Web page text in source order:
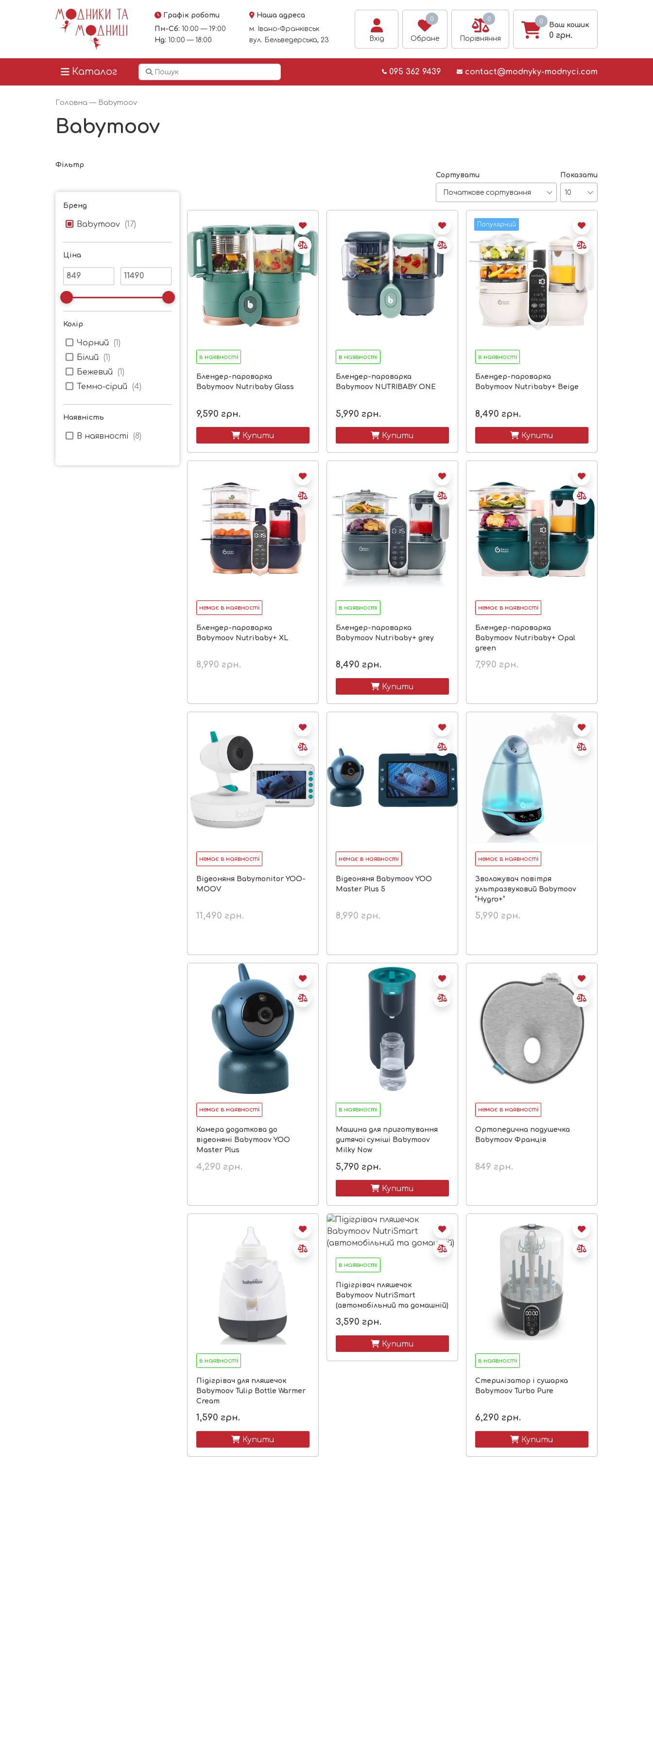
Графік роботи
Пн-Сб: 10:00 — 19:00
Нд: 10:00 — 18:00
Наша адреса
м. Івано-Франківськ
вул. Бельведерська, 23
Вхід
0
Обране
0
Порівняння
0
Ваш кошик
0 грн.
Каталог 095 362 9439 contact@modnyky-modnyci.com
Головна — Babymoov
Babymoov
Фільтр
Бренд
Babymoov (17)
Ціна
Колір
Чорний (1)
Білий
(1)
Бежевий
(1)
Темно-сірий
(4)
Наявність
В наявності (8)
Сортувати
Початкове сортування
Показати
10
в наявності
Блендер-пароварка
Babymoov Nutribaby Glass
9,590 грн.
 Купити
в наявності
Блендер-пароварка
Babymoov NUTRIBABY ONE
5,990 грн.
 Купити
Популярний
в наявності
Блендер-пароварка
Babymoov Nutribaby+ Beige
8,490 грн.
 Купити
немає в наявності
Блендер-пароварка
Babymoov Nutribaby+ XL
8,990 грн.
в наявності
Блендер-пароварка
Babymoov Nutribaby+ grey
8,490 грн.
 Купити
немає в наявності
Блендер-пароварка
Babymoov Nutribaby+ Opal
green
7,990 грн.
немає в наявності
Відеоняня Babymonitor YOO-
MOOV
11,490 грн.
немає в наявності
Відеоняня Babymoov YOO
Master Plus 5
8,990 грн.
немає в наявності
Зволожувач повітря
ультразвуковий Babymoov
“Hygro+”
5,990 грн.
немає в наявності
Камера додаткова до
відеоняні Babymoov YOO
Master Plus
4,290 грн.
в наявності
Машина для приготування
дитячої суміші Babymoov
Milky Now
5,790 грн.
 Купити
немає в наявності
Ортопедична подушечка
Babymoov Франція
849 грн.
в наявності
Підігрівач для пляшечок
Babymoov Tulip Bottle Warmer
Cream
1,590 грн.
 Купити
в наявності
Підігрівач пляшечок
Babymoov NutriSmart
(автомобільний та домашній)
3,590 грн.
 Купити
в наявності
Стерилізатор і сушарка
Babymoov Turbo Pure
6,290 грн.
 Купити